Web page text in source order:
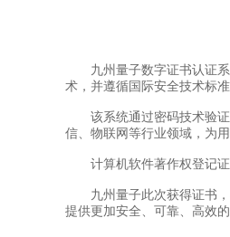
九州量子数字证书认证系
术，并遵循国际安全技术标
该系统通过密码技术验证
信、物联网等行业领域，为
计算机软件著作权登记证
九州量子此次获得证书，
提供更加安全、可靠、高效